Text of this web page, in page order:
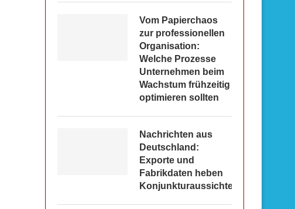
Vom Papierchaos
zur professionellen
Organisation:
Welche Prozesse
Unternehmen beim
Wachstum frühzeitig
optimieren sollten
Nachrichten aus
Deutschland:
Exporte und
Fabrikdaten heben
Konjunkturaussichten